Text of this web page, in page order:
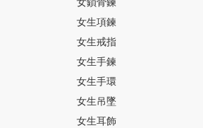
女生項鍊
女生戒指
女生手鍊
女生手環
女生吊墜
女生耳飾